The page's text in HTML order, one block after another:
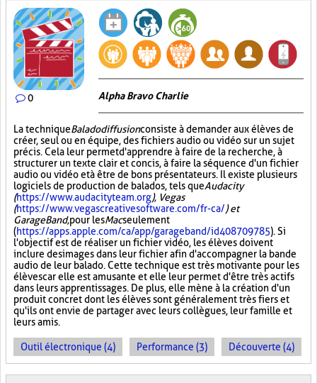
0 Alpha Bravo Charlie
La techniqueBaladodiffusionconsiste à demander aux élèves de
créer, seul ou en équipe, des fichiers audio ou vidéo sur un sujet
précis. Cela leur permet d'apprendre à faire de la recherche, à
structurer un texte clair et concis, à faire la séquence d'un fichier
audio ou vidéo et à être de bons présentateurs. Il existe plusieurs
logiciels de production de balados, tels queAudacity
(https://www.audacityteam.org), Vegas
(https://www.vegascreativesoftware.com/fr-ca/) et
GarageBand,pour lesMacseulement
(https://apps.apple.com/ca/app/garageband/id408709785). Si
l'objectif est de réaliser un fichier vidéo, les élèves doivent
inclure des images dans leur fichier afin d'accompagner la bande
audio de leur balado. Cette technique est très motivante pour les
élèves car elle est amusante et elle leur permet d'être très actifs
dans leurs apprentissages. De plus, elle mène à la création d'un
produit concret dont les élèves sont généralement très fiers et
qu'ils ont envie de partager avec leurs collègues, leur famille et
leurs amis.
Outil électronique (4) Performance (3) Découverte (4)